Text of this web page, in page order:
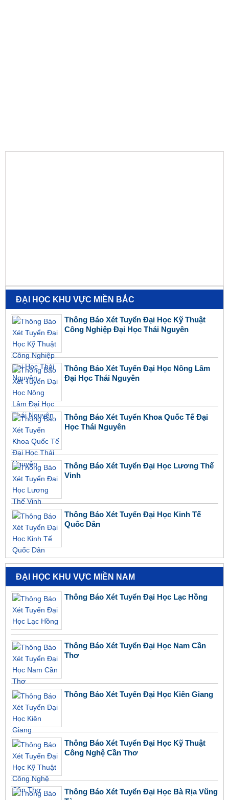
ĐẠI HỌC KHU VỰC MIỀN BẮC
Thông Báo Xét Tuyển Đại Học Kỹ Thuật
Công Nghiệp Đại Học Thái Nguyên
Thông Báo Xét Tuyển Đại Học Nông Lâm
Đại Học Thái Nguyên
Thông Báo Xét Tuyển Khoa Quốc Tế Đại
Học Thái Nguyên
Thông Báo Xét Tuyển Đại Học Lương Thế
Vinh
Thông Báo Xét Tuyển Đại Học Kinh Tế
Quốc Dân
ĐẠI HỌC KHU VỰC MIỀN NAM
Thông Báo Xét Tuyển Đại Học Lạc Hồng
Thông Báo Xét Tuyển Đại Học Nam Cần
Thơ
Thông Báo Xét Tuyển Đại Học Kiên Giang
Thông Báo Xét Tuyển Đại Học Kỹ Thuật
Công Nghệ Cần Thơ
Thông Báo Xét Tuyển Đại Học Bà Rịa Vũng